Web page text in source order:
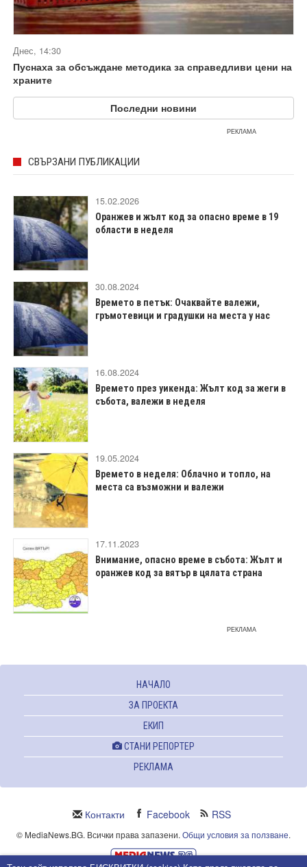
Днес, 14:30
Пуснаха за обсъждане методика за справедливи цени на
храните
Последни новини
РЕКЛАМА
СВЪРЗАНИ ПУБЛИКАЦИИ
15.02.2026
Оранжев и жълт код за опасно време в 19
области в неделя
30.08.2024
Времето в петък: Очаквайте валежи,
гръмотевици и градушки на места у нас
16.08.2024
Времето през уикенда: Жълт код за жеги в
събота, валежи в неделя
19.05.2024
Времето в неделя: Облачно и топло, на
места са възможни и валежи
17.11.2023
Внимание, опасно време в събота: Жълт и
оранжев код за вятър в цялата страна
РЕКЛАМА
НАЧАЛО
ЗА ПРОЕКТА
ЕКИП
СТАНИ РЕПОРТЕР
РЕКЛАМА
Контакти Facebook RSS
© MediaNews.BG. Всички права запазени. Общи условия за ползване.